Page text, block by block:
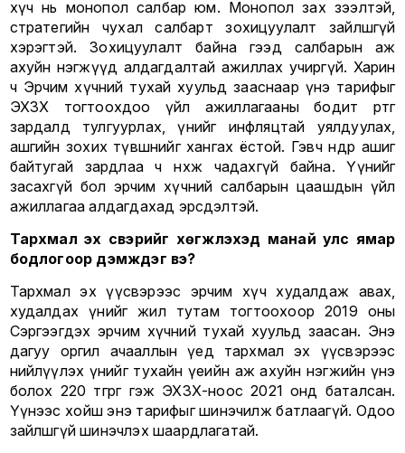
хүч нь монопол салбар юм. Монопол зах зээлтэй,
стратегийн чухал салбарт зохицуулалт зайлшгүй
хэрэгтэй. Зохицуулалт байна гээд салбарын аж
ахуйн нэгжүүд алдагдалтай ажиллах учиргүй. Харин
ч Эрчим хүчний тухай хуульд зааснаар үнэ тарифыг
ЭХЗХ тогтоохдоо үйл ажиллагааны бодит өртөг
зардалд тулгуурлах, үнийг инфляцтай уялдуулах,
ашгийн зохих түвшнийг хангах ёстой. Гэвч өнөөдөр ашиг
байтугай зардлаа ч нөхөж чадахгүй байна. Үүнийг
засахгүй бол эрчим хүчний салбарын цаашдын үйл
ажиллагаа алдагдахад эрсдэлтэй.
Тархмал эх үүсвэрийг хөгжүүлэхэд манай улс ямар
бодлогоор дэмждэг вэ?
Тархмал эх үүсвэрээс эрчим хүч худалдаж авах,
худалдах үнийг жил тутам тогтоохоор 2019 оны
Сэргээгдэх эрчим хүчний тухай хуульд заасан. Энэ
дагуу оргил ачааллын үед тархмал эх үүсвэрээс
нийлүүлэх үнийг тухайн үеийн аж ахуйн нэгжийн үнэ
болох 220 төгрөг гэж ЭХЗХ-ноос 2021 онд баталсан.
Үүнээс хойш энэ тарифыг шинэчилж батлаагүй. Одоо
зайлшгүй шинэчлэх шаардлагатай.